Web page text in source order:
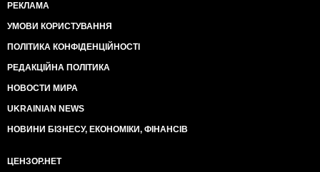
РЕКЛАМА
УМОВИ КОРИСТУВАННЯ
ПОЛІТИКА КОНФІДЕНЦІЙНОСТІ
РЕДАКЦІЙНА ПОЛІТИКА
НОВОСТИ МИРА
UKRAINIAN NEWS
НОВИНИ БІЗНЕСУ, ЕКОНОМІКИ, ФІНАНСІВ
ЦЕНЗОР.НЕТ